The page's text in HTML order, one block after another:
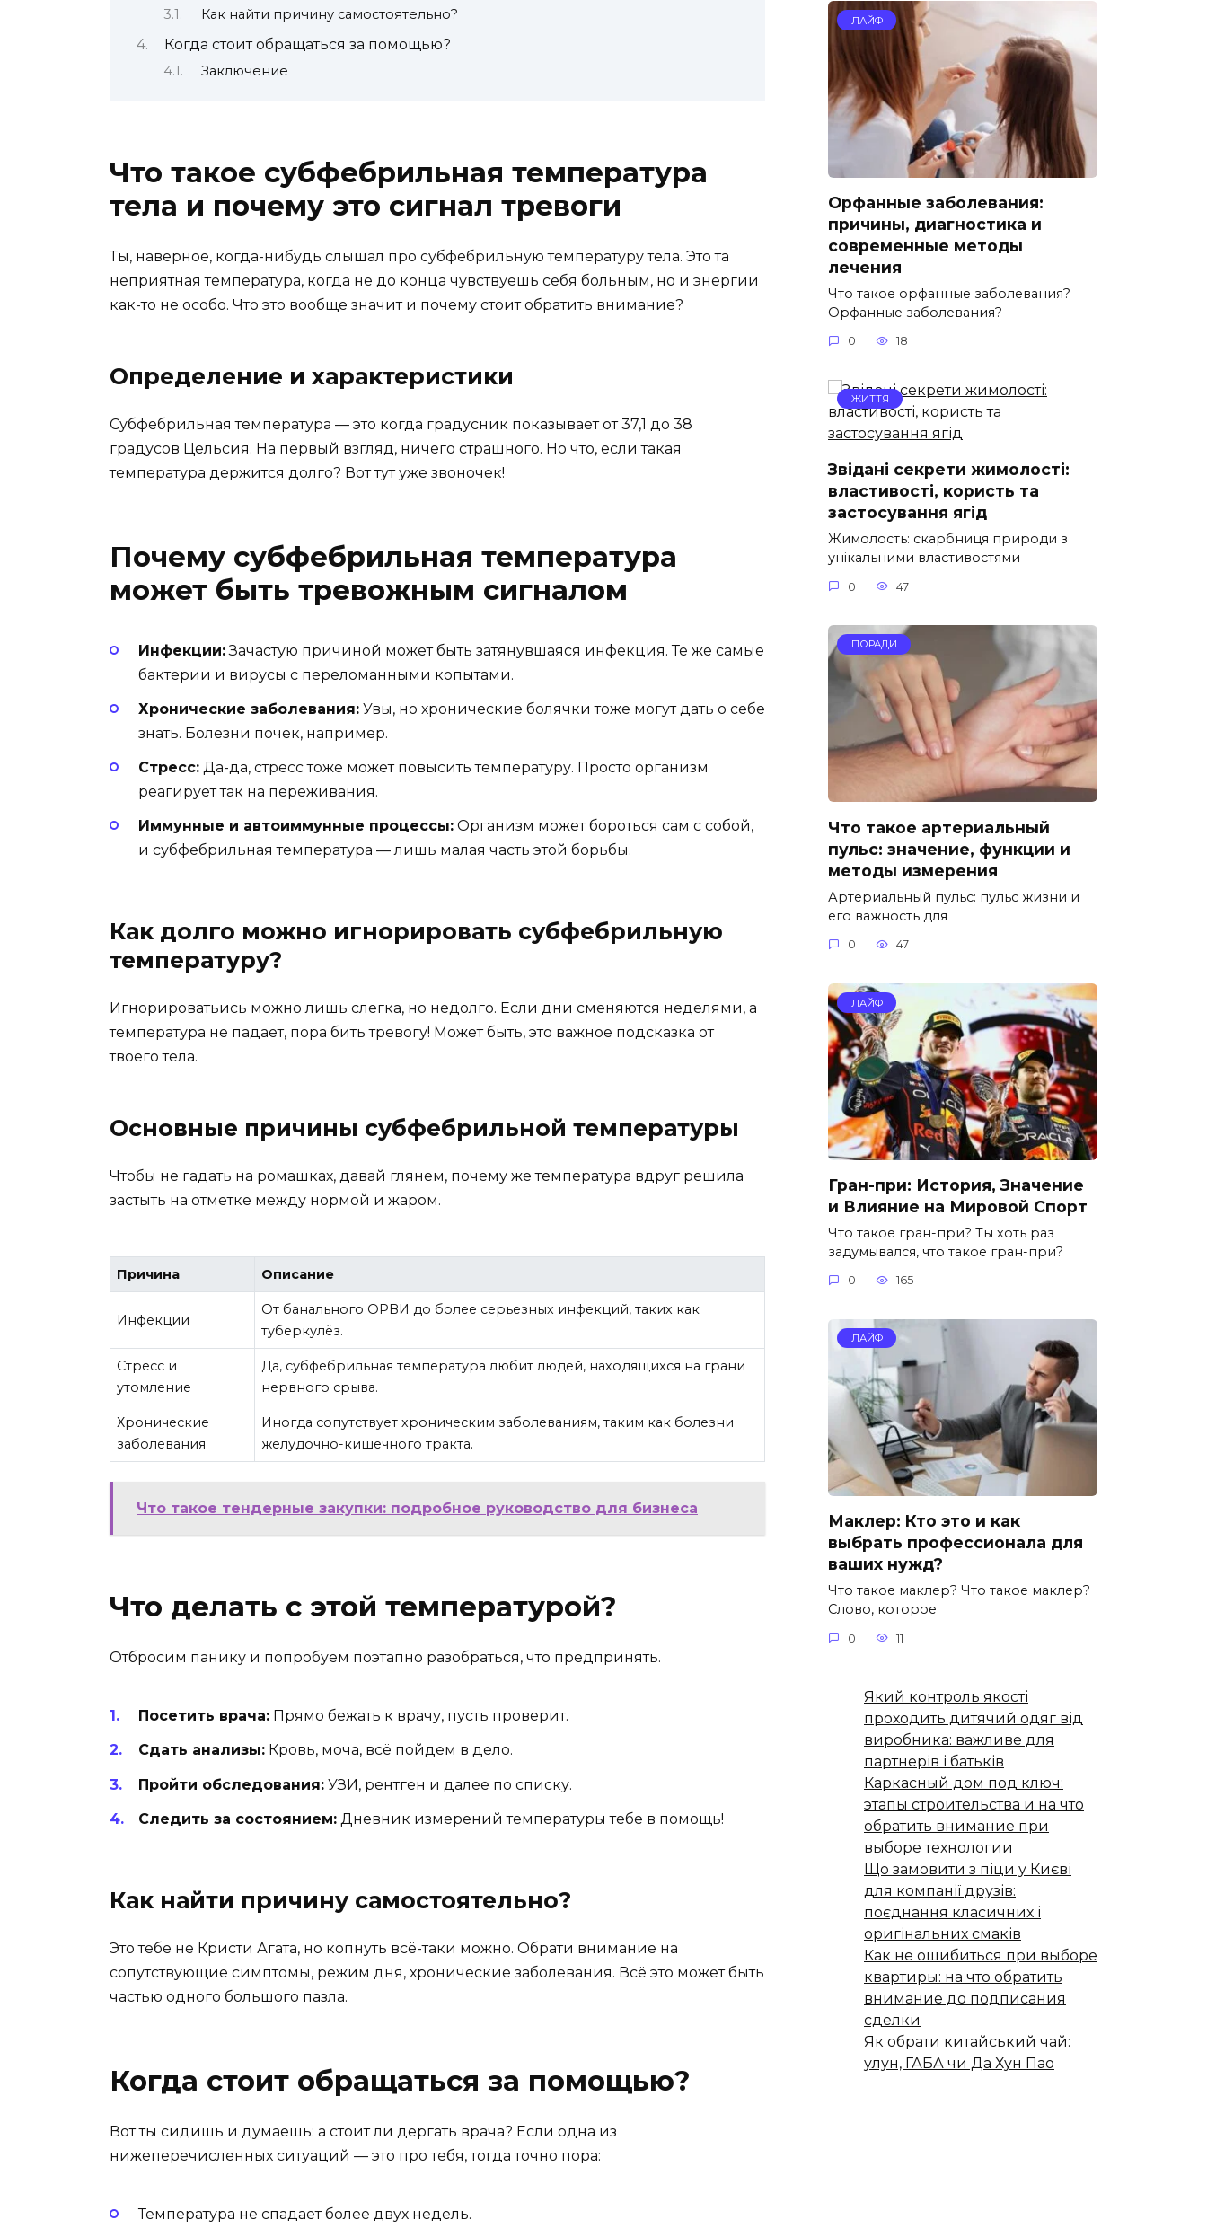
Как найти причину самостоятельно?
Когда стоит обращаться за помощью?
Заключение
Что такое субфебрильная температура
тела и почему это сигнал тревоги
Ты, наверное, когда-нибудь слышал про субфебрильную температуру тела. Это та
неприятная температура, когда не до конца чувствуешь себя больным, но и энергии
как-то не особо. Что это вообще значит и почему стоит обратить внимание?
Определение и характеристики
Субфебрильная температура — это когда градусник показывает от 37,1 до 38
градусов Цельсия. На первый взгляд, ничего страшного. Но что, если такая
температура держится долго? Вот тут уже звоночек!
Почему субфебрильная температура
может быть тревожным сигналом
Инфекции:Зачастую причиной может быть затянувшаяся инфекция. Те же самые
бактерии и вирусы с переломанными копытами.
Хронические заболевания: Увы, но хронические болячки тоже могут дать о себе
знать. Болезни почек, например.
Стресс: Да-да, стресс тоже может повысить температуру. Просто организм
реагирует так на переживания.
Иммунные и автоиммунные процессы: Организм может бороться сам с собой,
и субфебрильная температура — лишь малая часть этой борьбы.
Как долго можно игнорировать субфебрильную
температуру?
Игнорироватьись можно лишь слегка, но недолго. Если дни сменяются неделями, а
температура не падает, пора бить тревогу! Может быть, это важное подсказка от
твоего тела.
Основные причины субфебрильной температуры
Чтобы не гадать на ромашках, давай глянем, почему же температура вдруг решила
застыть на отметке между нормой и жаром.
Причина Описание
Инфекции
От банального ОРВИ до более серьезных инфекций, таких как
туберкулёз.
Стресс и
утомление
Да, субфебрильная температура любит людей, находящихся на грани
нервного срыва.
Хронические
заболевания
Иногда сопутствует хроническим заболеваниям, таким как болезни
желудочно-кишечного тракта.
Что такое тендерные закупки: подробное руководство для бизнеса
Что делать с этой температурой?
Отбросим панику и попробуем поэтапно разобраться, что предпринять.
Посетить врача: Прямо бежать к врачу, пусть проверит.
Сдать анализы: Кровь, моча, всё пойдем в дело.
Пройти обследования: УЗИ, рентген и далее по списку.
Следить за состоянием: Дневник измерений температуры тебе в помощь!
Как найти причину самостоятельно?
Это тебе не Кристи Агата, но копнуть всё-таки можно. Обрати внимание на
сопутствующие симптомы, режим дня, хронические заболевания. Всё это может быть
частью одного большого пазла.
Когда стоит обращаться за помощью?
Вот ты сидишь и думаешь: а стоит ли дергать врача? Если одна из
нижеперечисленных ситуаций — это про тебя, тогда точно пора:
Температура не спадает более двух недель.
ЛАЙФ
Орфанные заболевания:
причины, диагностика и
современные методы
лечения
Что такое орфанные заболевания?
Орфанные заболевания?
0 18
ЖИТТЯ
Звідані секрети жимолості:
властивості, користь та
застосування ягід
Жимолость: скарбниця природи з
унікальними властивостями
0 47
ПОРАДИ
Что такое артериальный
пульс: значение, функции и
методы измерения
Артериальный пульс: пульс жизни и
его важность для
0 47
ЛАЙФ
Гран-при: История, Значение
и Влияние на Мировой Спорт
Что такое гран-при? Ты хоть раз
задумывался, что такое гран-при?
0 165
ЛАЙФ
Маклер: Кто это и как
выбрать профессионала для
ваших нужд?
Что такое маклер? Что такое маклер?
Слово, которое
0 11
Який контроль якості
проходить дитячий одяг від
виробника: важливе для
партнерів і батьків
Каркасный дом под ключ:
этапы строительства и на что
обратить внимание при
выборе технологии
Що замовити з піци у Києві
для компанії друзів:
поєднання класичних і
оригінальних смаків
Как не ошибиться при выборе
квартиры: на что обратить
внимание до подписания
сделки
Як обрати китайський чай:
улун, ГАБА чи Да Хун Пао